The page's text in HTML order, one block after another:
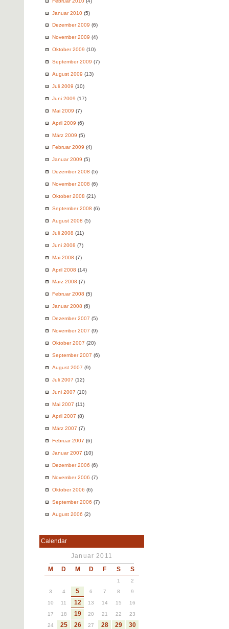
Januar 2010 (5)
Dezember 2009 (6)
November 2009 (4)
Oktober 2009 (10)
September 2009 (7)
August 2009 (13)
Juli 2009 (10)
Juni 2009 (17)
Mai 2009 (7)
April 2009 (6)
März 2009 (5)
Februar 2009 (4)
Januar 2009 (5)
Dezember 2008 (5)
November 2008 (6)
Oktober 2008 (21)
September 2008 (6)
August 2008 (5)
Juli 2008 (11)
Juni 2008 (7)
Mai 2008 (7)
April 2008 (14)
März 2008 (7)
Februar 2008 (5)
Januar 2008 (6)
Dezember 2007 (5)
November 2007 (9)
Oktober 2007 (20)
September 2007 (6)
August 2007 (9)
Juli 2007 (12)
Juni 2007 (10)
Mai 2007 (11)
April 2007 (8)
März 2007 (7)
Februar 2007 (6)
Januar 2007 (10)
Dezember 2006 (6)
November 2006 (7)
Oktober 2006 (6)
September 2006 (7)
August 2006 (2)
Calendar
Januar 2011
M D M D F S S
1
2
3
4 5 6 7 8
9
10
11 12 13 14 15
16
17
18 19 20 21 22
23
24
25 26 27 28 29 30